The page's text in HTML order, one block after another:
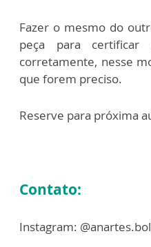
Fazer o mesmo do
peça para certificar
corretamente, nesse
que forem preciso.
Reserve para próxima
Contato:
Instagram: